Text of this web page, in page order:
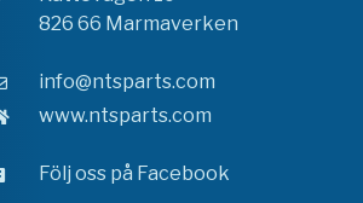
826 66 Marmaverken
info@ntsparts.com
www.ntsparts.com
Följ oss på Facebook